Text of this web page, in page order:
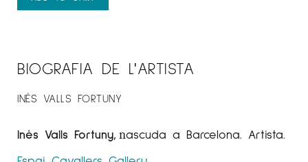
BIOGRAFIA DE L'ARTISTA
INÉS VALLS FORTUNY
Inés Valls Fortuny, nascuda a Barcelona. Artista.